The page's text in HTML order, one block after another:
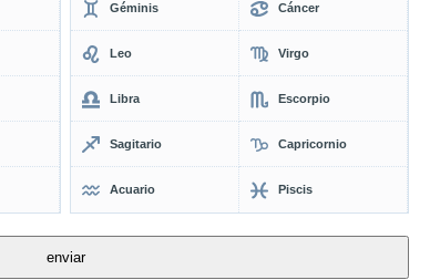
Géminis Cáncer
Leo Virgo
Libra Escorpio
Sagitario Capricornio
Acuario Piscis